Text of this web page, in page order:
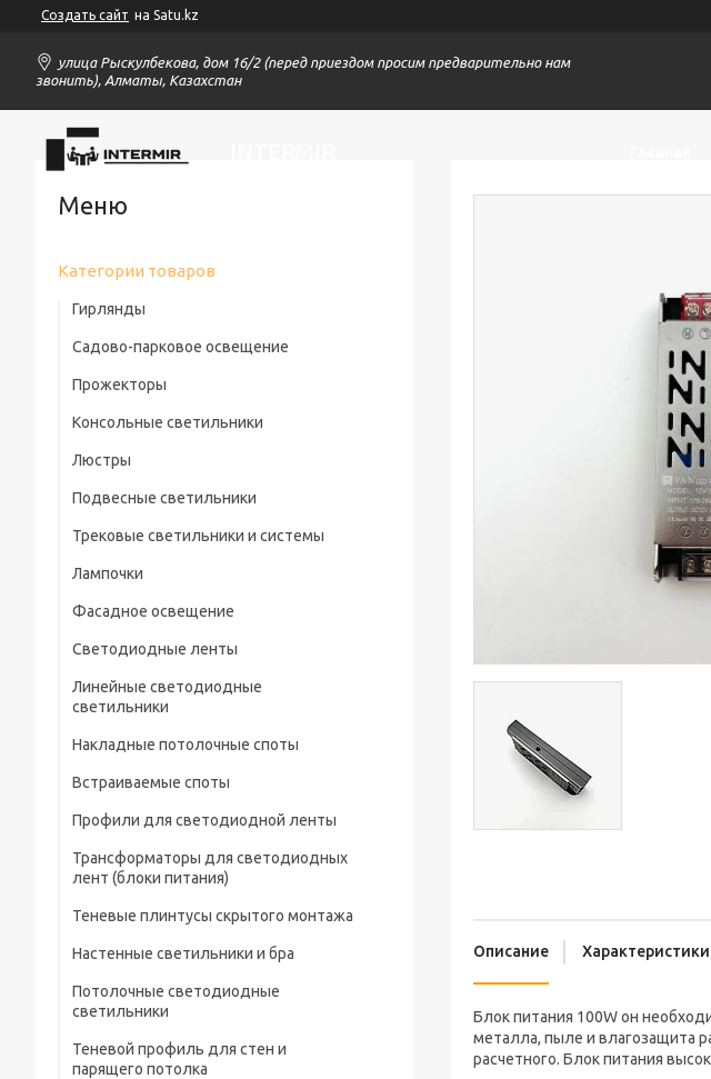
Создать сайт на Satu.kz
улица Рыскулбекова, дом 16/2 (перед приездом просим предварительно нам
звонить), Алматы, Казахстан
Описание Характеристики
Блок питания 100W он
металла, пыле и влагозащита
расчетного. Блок питания
Категории товаров
Гирлянды
Садово-парковое освещение
Прожекторы
Консольные светильники
Люстры
Подвесные светильники
Трековые светильники и системы
Лампочки
Фасадное освещение
Светодиодные ленты
Линейные светодиодные
светильники
Накладные потолочные споты
Встраиваемые споты
Профили для светодиодной ленты
Трансформаторы для светодиодных
лент (блоки питания)
Теневые плинтусы скрытого монтажа
Настенные светильники и бра
Потолочные светодиодные
светильники
Теневой профиль для стен и
парящего потолка